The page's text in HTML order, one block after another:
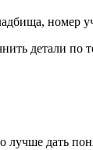
детали по
дать